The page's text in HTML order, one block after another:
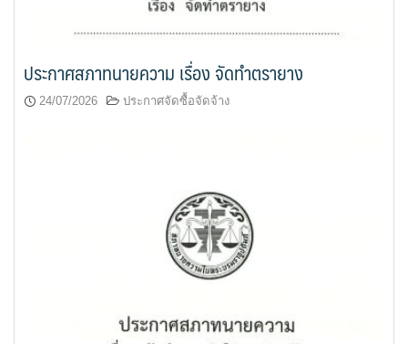
ประกาศสภาทนายความ เรื่อง จัดทำตรายาง
24/07/2026 ประกาศจัดซื้อจัดจ้าง